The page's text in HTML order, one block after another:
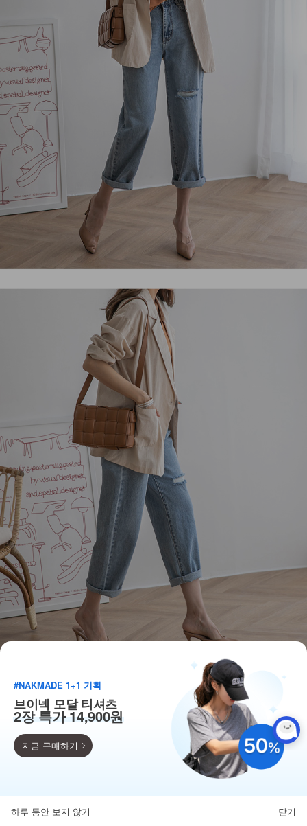
득템찬스
#NAKMADE 1+1 기획
브이넥 모달 티셔츠
2장 특가 14,900원
지금 구매하기
하루 동안 보지 않기 닫기
뒤로가기 카테고리 마이페이지